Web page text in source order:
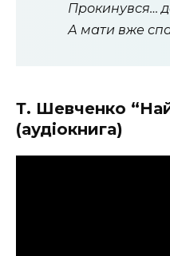
Прокинувся…
А мати вже
Т. Шевченко
(аудіокнига)